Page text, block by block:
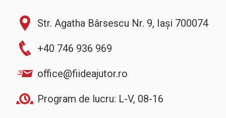
Str. Agatha Bârsescu Nr. 9, Iași 700074
+40 746 936 969
office@fiideajutor.ro
Program de lucru: L-V, 08-16